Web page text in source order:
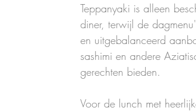
Teppanyaki is alleen
diner, terwijl de
en uitgebalanceerd
sashimi en andere
gerechten bieden.
Voor de lunch met